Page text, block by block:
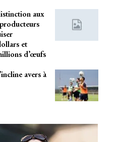
aux
et
d’œufs
avers à